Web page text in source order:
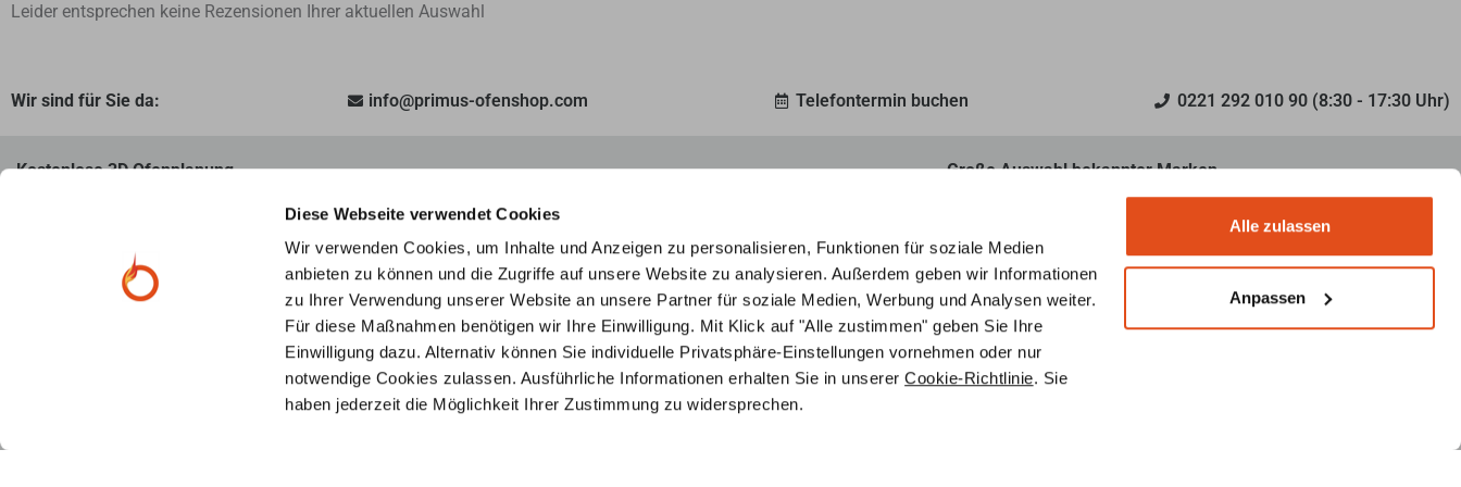
Diese Webseite verwendet Cookies
Wir verwenden Cookies, um Inhalte und Anzeigen zu personalisieren, Funktionen für soziale Medien
anbieten zu können und die Zugriffe auf unsere Website zu analysieren. Außerdem geben wir Informationen
zu Ihrer Verwendung unserer Website an unsere Partner für soziale Medien, Werbung und Analysen weiter.
Für diese Maßnahmen benötigen wir Ihre Einwilligung. Mit Klick auf "Alle zustimmen" geben Sie Ihre
Einwilligung dazu. Alternativ können Sie individuelle Privatsphäre-Einstellungen vornehmen oder nur
notwendige Cookies zulassen. Ausführliche Informationen erhalten Sie in unsererCookie-Richtlinie. Sie
haben jederzeit die Möglichkeit Ihrer Zustimmung zu widersprechen.
Alle zulassen
Anpassen
Leider entsprechen keine Rezensionen Ihrer aktuellen Auswahl
Wir sind für Sie da: info@primus-ofenshop.com Telefontermin buchen 0221 292 010 90 (8:30 - 17:30 Uhr)
Kostenlose 3D Ofenplanung
Vorstellungen und Wünschen. Fragen Sie jetzt kostenlos und unverbindlich an.
Große Auswahl bekannter Marken
Entdecken Sie unser umfangreiches Sortiment an renommierten
Ofenratgeber Referenzen Folge uns auf Pinterest
Seit 2003 verwirklicht Primus-Ofenshop Kaminträume. Als Ofen-Online-
Shop mit Handwerkerservice bieten wir herstellerunabhängige Beratung,
Produkte